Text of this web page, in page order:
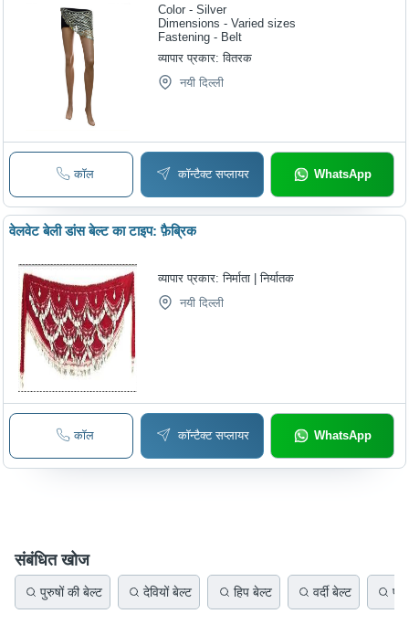
Color - Silver
Dimensions - Varied sizes
Fastening - Belt
व्यापार प्रकार:वितरक
नयी दिल्ली
कॉल कॉन्टैक्ट सप्लायर WhatsApp
वेलवेट बेली डांस बेल्ट का टाइप: फ़ैब्रिक
व्यापार प्रकार:निर्माता | निर्यातक
नयी दिल्ली
कॉल कॉन्टैक्ट सप्लायर WhatsApp
संबंधित खोज
पुरुषों की बेल्ट देवियों बेल्ट हिप बेल्ट वर्दी बेल्ट